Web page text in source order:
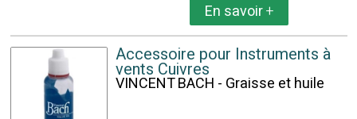
En savoir+
Accessoire pour Instruments à
vents Cuivres
VINCENT BACH - Graisse et huile